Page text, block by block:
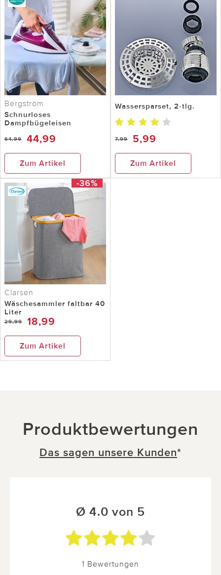
Bergström
Schnurloses
Dampfbügeleisen
64,99 44,99
Zum Artikel
Wassersparset, 2-tlg.
7,99 5,99
Zum Artikel
-36%
Clarsen
Wäschesammler faltbar 40
Liter
29,99 18,99
Zum Artikel
Produktbewertungen
Das sagen unsere Kunden*
Ø 4.0 von 5
1 Bewertungen